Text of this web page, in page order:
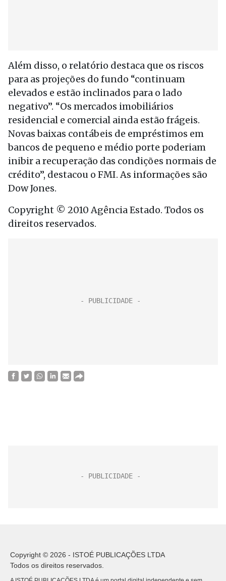
Além disso, o relatório destaca que os riscos
para as projeções do fundo “continuam
elevados e estão inclinados para o lado
negativo”. “Os mercados imobiliários
residencial e comercial ainda estão frágeis.
Novas baixas contábeis de empréstimos em
bancos de pequeno e médio porte poderiam
inibir a recuperação das condições normais de
crédito”, destacou o FMI. As informações são
Dow Jones.
Copyright © 2010 Agência Estado. Todos os
direitos reservados.
Copyright © 2026 - ISTOÉ PUBLICAÇÕES LTDA
Todos os direitos reservados.